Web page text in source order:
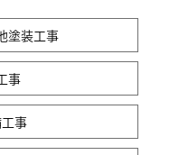
塗装工事
事
事